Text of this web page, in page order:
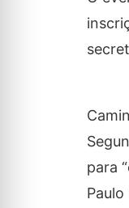
para